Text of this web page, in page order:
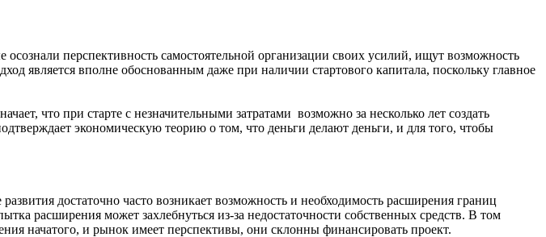
перспективность самостоятельной организации своих усилий, ищут возможность
является вполне обоснованным даже при наличии стартового капитала, поскольку главное
что при старте с незначительными затратами возможно за несколько лет создать
экономическую теорию о том, что деньги делают деньги, и для того, чтобы
достаточно часто возникает возможность и необходимость расширения границ
расширения может захлебнуться из-за недостаточности собственных средств. В том
начатого, и рынок имеет перспективы, они склонны финансировать проект.